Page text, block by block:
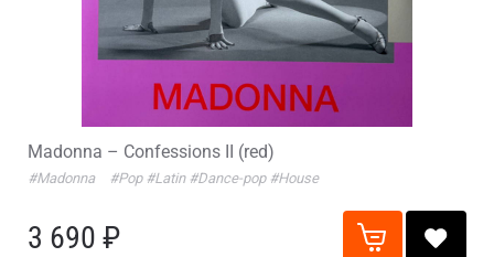
Madonna – Confessions II (red)
#Madonna #Pop #Latin #Dance-pop #House
3 690 ₽